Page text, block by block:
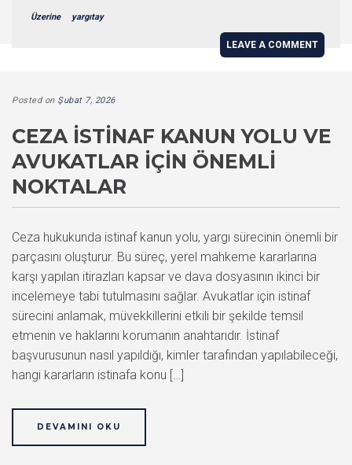
Üzerine yargıtay
LEAVE A COMMENT
Posted on Şubat 7, 2026
CEZA İSTINAF KANUN YOLU VE
AVUKATLAR İÇIN ÖNEMLI
NOKTALAR
Ceza hukukunda istinaf kanun yolu, yargı sürecinin önemli bir
parçasını oluşturur. Bu süreç, yerel mahkeme kararlarına
karşı yapılan itirazları kapsar ve dava dosyasının ikinci bir
incelemeye tabi tutulmasını sağlar. Avukatlar için istinaf
sürecini anlamak, müvekkillerini etkili bir şekilde temsil
etmenin ve haklarını korumanın anahtarıdır. İstinaf
başvurusunun nasıl yapıldığı, kimler tarafından yapılabileceği,
hangi kararların istinafa konu […]
DEVAMINI OKU